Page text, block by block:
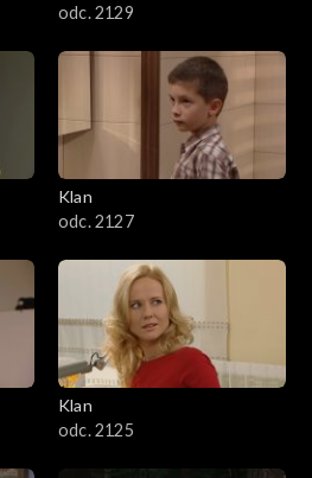
odc. 2129
Klan
odc. 2127
Klan
odc. 2125